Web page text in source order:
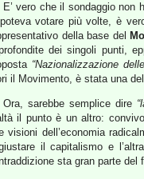
E’ vero che il sondaggio non
votare più volte, è
della base del
dei singoli punti,
“Nazionalizzazione
il Movimento, è stata una
Ora, sarebbe semplice dire
il punto è un altro:
visioni dell’economia
il capitalismo e
sta gran parte